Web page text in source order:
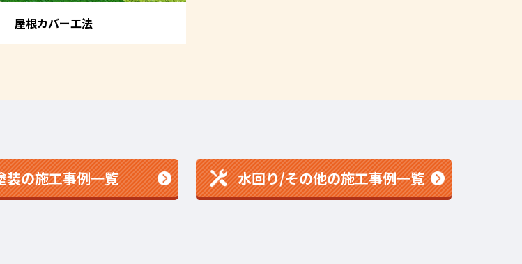
屋根カバー工法
装の施工事例一覧 水回り/その他の施工事例一覧